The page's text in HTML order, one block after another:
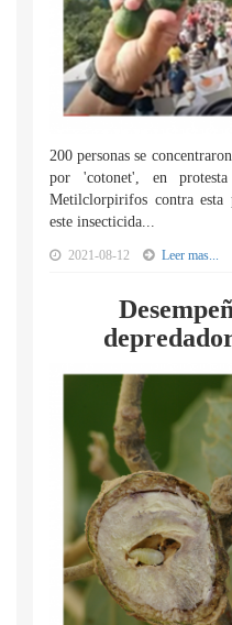
200 personas se
por 'cotonet', en
Metilclorpirifos contra
este insecticida...
2021-08-12 Leer mas...